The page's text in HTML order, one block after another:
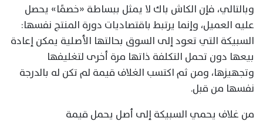
وبالتالي، فإن الكاش باك لا يمثل ببساطة «خصمًا» يحصل
عليه العميل، وإنما يرتبط باقتصاديات دورة المنتج نفسها:
السبيكة التي تعود إلى السوق بحالتها الأصلية يمكن إعادة
بيعها دون تحمل التكلفة ذاتها مرة أخرى لتغليفها
وتجهيزها، ومن ثم اكتسب الغلاف قيمة لم تكن له بالدرجة
نفسها من قبل.
من غلاف يحمي السبيكة إلى أصل يحمل قيمة